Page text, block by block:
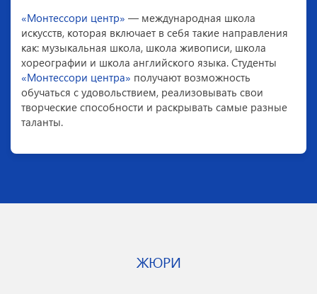
«Монтессори центр» — международная школа
искусств, которая включает в себя такие направления
как: музыкальная школа, школа живописи, школа
хореографии и школа английского языка. Студенты
«Монтессори центра» получают возможность
обучаться с удовольствием, реализовывать свои
творческие способности и раскрывать самые разные
таланты.
ЖЮРИ